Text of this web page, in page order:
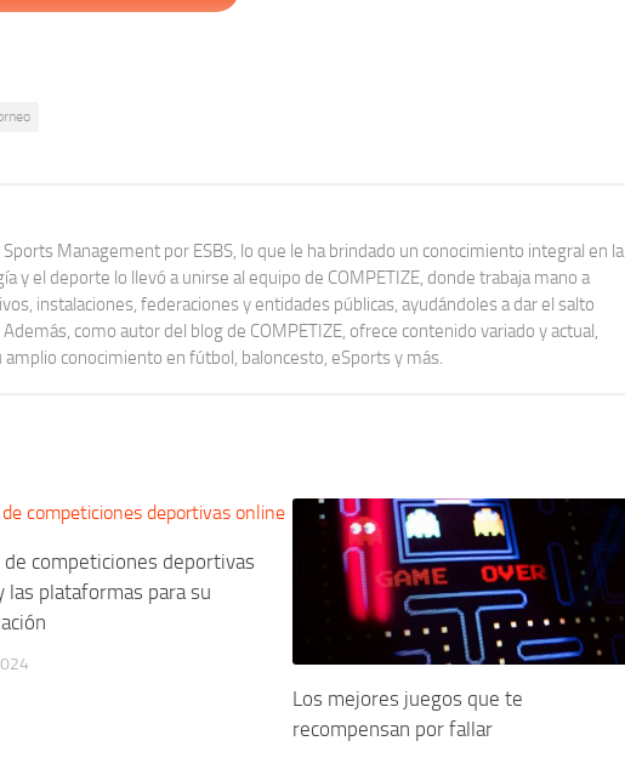
Management por ESBS, lo que le ha brindado un conocimiento integral en la
y el deporte lo llevó a unirse al equipo de COMPETIZE, donde trabaja mano a
instalaciones, federaciones y entidades públicas, ayudándoles a dar el salto
como autor del blog de COMPETIZE, ofrece contenido variado y actual,
conocimiento en fútbol, baloncesto, eSports y más.
de competiciones deportivas
las plataformas para su
Los mejores juegos que te
recompensan por fallar